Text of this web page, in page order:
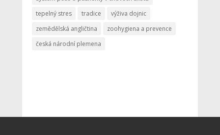
tepelný stres
tradice
výživa dojnic
zemědělská angličtina
zoohygiena a prevence
česká národní plemena